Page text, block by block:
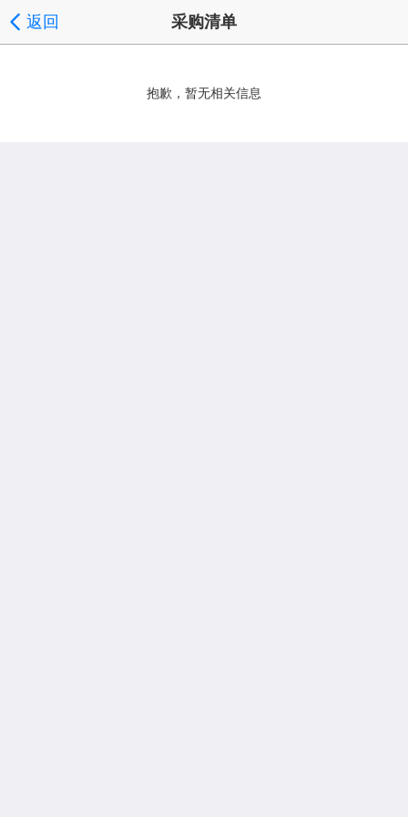
返回 采购清单
抱歉，暂无相关信息